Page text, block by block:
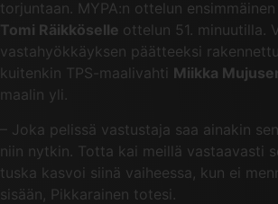
torjuntaan. MYPA:n ottelun
Tomi Räikköselle ottelun 51. minuutilla.
vastahyökkäyksen päätteeksi
kuitenkin TPS-maalivahti Miikka
maalin yli.
– Joka pelissä vastustaja saa ainakin
niin nytkin. Totta kai meillä vastaavasti
tuska kasvoi siinä vaiheessa, kun ei
sisään, Pikkarainen totesi.